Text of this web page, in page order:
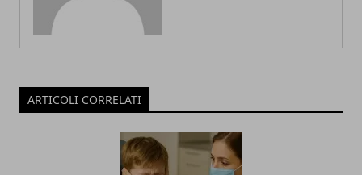
ARTICOLI CORRELATI